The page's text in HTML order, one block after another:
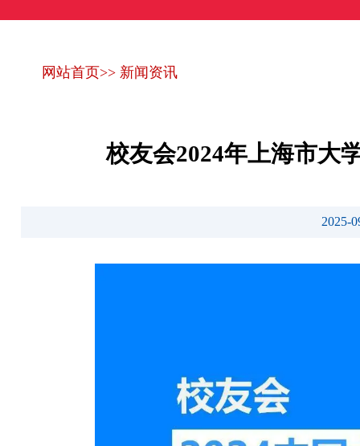
网站首页>> 新闻资讯
校友会2024年上海市大
2025-